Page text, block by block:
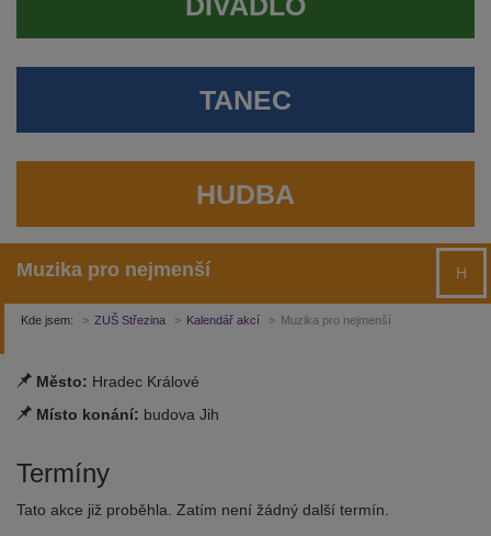
TANEC
HUDBA
Muzika pro nejmenší H
Kde jsem: ZUŠ Střezina Kalendář akcí Muzika pro nejmenší
Město: Hradec Králové
Místo konání: budova Jih
Termíny
Tato akce již proběhla. Zatím není žádný další termín.